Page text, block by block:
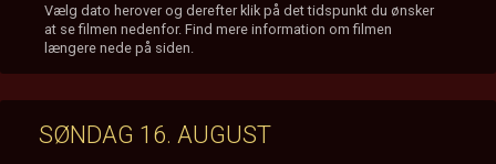
Vælg dato herover og derefter klik på det tidspunkt du ønsker
at se filmen nedenfor. Find mere information om filmen
længere nede på siden.
SØNDAG 16. AUGUST